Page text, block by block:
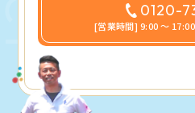
0120-
[営業時間] 9:00 〜